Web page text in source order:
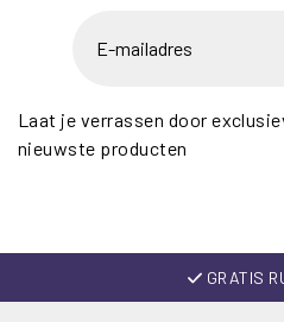
Laat je verrassen door
nieuwste producten
GRATIS